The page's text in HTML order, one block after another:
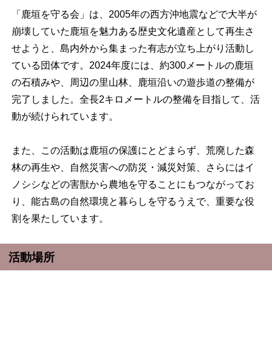
「鹿垣を守る会」は、2005年の西方沖地震などで大半が
崩壊していた鹿垣を魅力ある歴史文化遺産として再生さ
せようと、島内外から集まった有志が立ち上がり活動し
ている団体です。2024年度には、約300メートルの鹿垣
の石積みや、周辺の里山林、鹿垣沿いの遊歩道の整備が
完了しました。全長2キロメートルの整備を目指して、活
動が続けられています。
また、この活動は鹿垣の保護にとどまらず、荒廃した森
林の再生や、自然災害への防災・減災対策、さらにはイ
ノシシなどの害獣から農地を守ることにもつながってお
り、能古島の自然環境と暮らしを守るうえで、重要な役
割を果たしています。
活動場所